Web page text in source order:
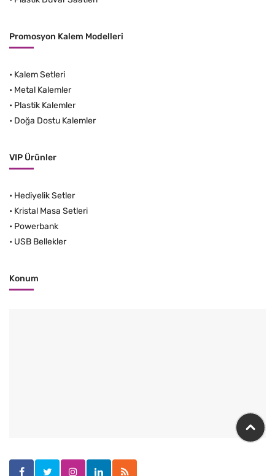
Promosyon Kalem Modelleri
• Kalem Setleri
• Metal Kalemler
• Plastik Kalemler
• Doğa Dostu Kalemler
VIP Ürünler
• Hediyelik Setler
• Kristal Masa Setleri
• Powerbank
• USB Bellekler
Konum